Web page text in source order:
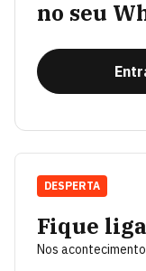
no seu
Fique
Nos
DESPERTA